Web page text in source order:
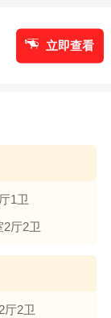
立即查看
1卫
2厅2卫
厅2卫